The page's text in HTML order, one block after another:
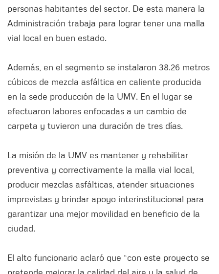
personas habitantes del sector. De esta manera la
Administración trabaja para lograr tener una malla
vial local en buen estado.
Además, en el segmento se instalaron 38.26 metros
cúbicos de mezcla asfáltica en caliente producida
en la sede producción de la UMV. En el lugar se
efectuaron labores enfocadas a un cambio de
carpeta y tuvieron una duración de tres días.
La misión de la UMV es mantener y rehabilitar
preventiva y correctivamente la malla vial local,
producir mezclas asfálticas, atender situaciones
imprevistas y brindar apoyo interinstitucional para
garantizar una mejor movilidad en beneficio de la
ciudad.
El alto funcionario aclaró que “con este proyecto se